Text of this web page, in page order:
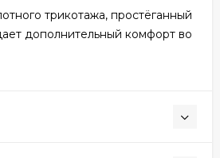
трикотажа, простёганный
дополнительный комфорт во